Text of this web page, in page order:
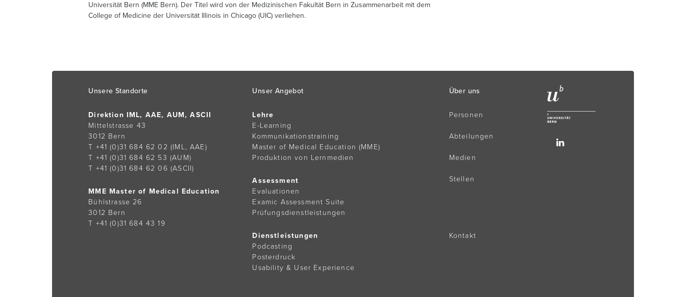
Universität Bern (MME Bern). Der Titel wird von der Medizinischen Fakultät Bern in Zusammenarbeit mit dem
College of Medicine der Universität Illinois in Chicago (UIC) verliehen.
Footer
Unsere Standorte
Direktion IML, AAE, AUM, ASCII
Mittelstrasse 43
3012 Bern
T +41 (0)31 684 62 02 (IML, AAE)
T +41 (0)31 684 62 53 (AUM)
T +41 (0)31 684 62 06 (ASCII)
MME Master of Medical Education
Bühlstrasse 26
3012 Bern
T +41 (0)31 684 43 19
Unser Angebot
Lehre
E-Learning
Kommunikationstraining
Master of Medical Education (MME)
Produktion von Lernmedien
Assessment
Evaluationen
Examic Assessment Suite
Prüfungsdienstleistungen
Dienstleistungen
Podcasting
Posterdruck
Usability & User Experience
Über uns
Personen
Abteilungen
Medien
Stellen
Kontakt